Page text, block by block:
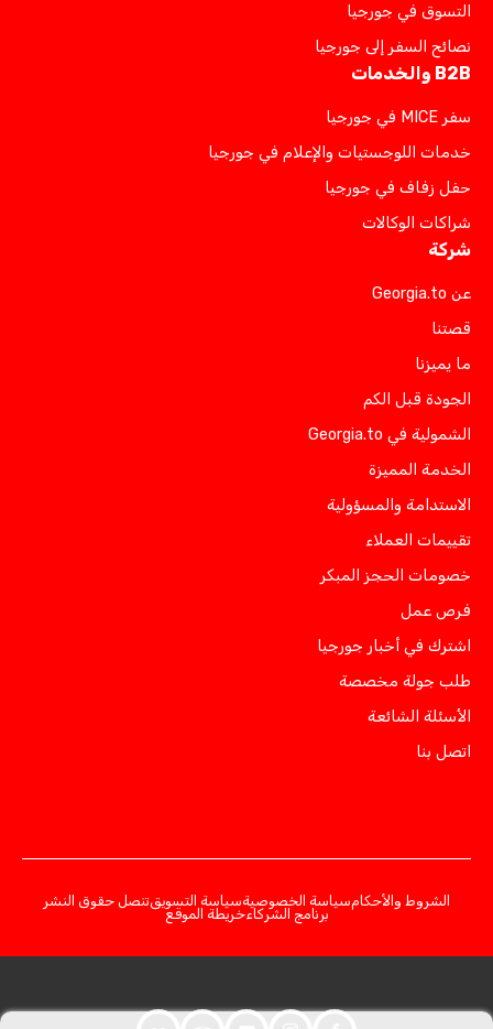
التسوق في جورجيا
نصائح السفر إلى جورجيا
B2B والخدمات
سفر MICE في جورجيا
خدمات اللوجستيات والإعلام في جورجيا
حفل زفاف في جورجيا
شراكات الوكالات
شركة
عن Georgia.to
قصتنا
ما يميزنا
الجودة قبل الكم
الشمولية في Georgia.to
الخدمة المميزة
الاستدامة والمسؤولية
تقييمات العملاء
خصومات الحجز المبكر
فرص عمل
اشترك في أخبار جورجيا
طلب جولة مخصصة
الأسئلة الشائعة
اتصل بنا
الشروط والأحكامسياسة الخصوصيةسياسة التسويقتنصل حقوق النشر
برنامج الشركاءخريطة الموقع